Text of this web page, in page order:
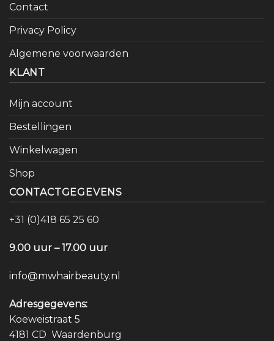
Contact
Privacy Policy
Algemene voorwaarden
KLANT
Mijn account
Bestellingen
Winkelwagen
Shop
CONTACTGEGEVENS
+31 (0)418 65 25 60
9.00 uur – 17.00 uur
info@mwhairbeauty.nl
Adresgegevens:
Koeweistraat 5
4181 CD Waardenburg